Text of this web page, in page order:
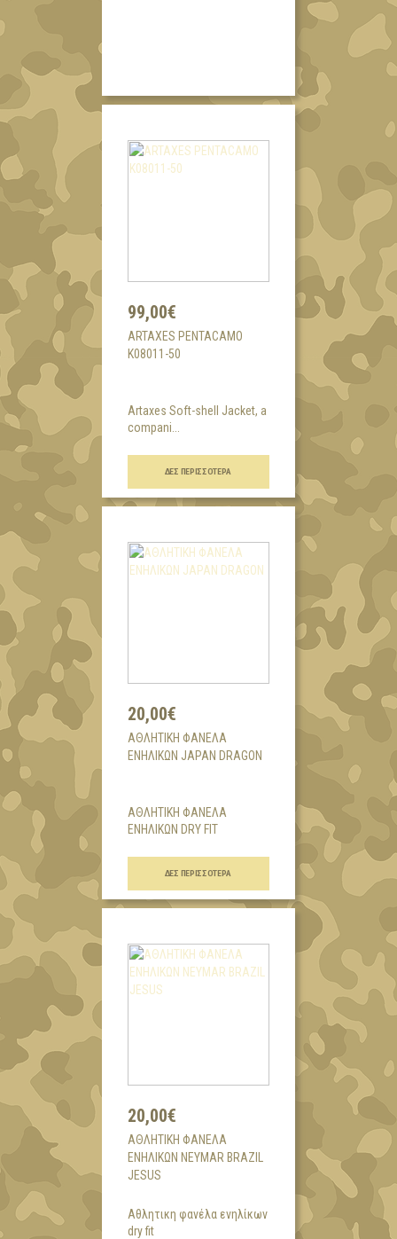
99,00€
ARTAXES PENTACAMO
K08011-50
Artaxes Soft-shell Jacket, a
compani...
ΔΕΣ ΠΕΡΙΣΣΌΤΕΡΑ
20,00€
AΘΛΗΤΙΚΗ ΦΑΝΕΛΑ
ΕΝΗΛΙΚΩΝ JAPAN DRAGON
ΑΘΛΗΤΙΚΗ ΦΑΝΕΛΑ
ΕΝΗΛΙΚΩΝ DRY FIT
...
ΔΕΣ ΠΕΡΙΣΣΌΤΕΡΑ
20,00€
AΘΛΗΤΙΚΗ ΦΑΝΕΛΑ
ΕΝΗΛΙΚΩΝ NEYMAR BRAZIL
JESUS
Αθλητικη φανέλα ενηλίκων
dry fit